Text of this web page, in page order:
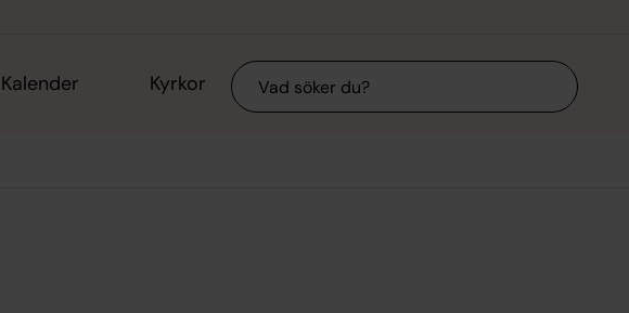
Kalender Kyrkor Sök